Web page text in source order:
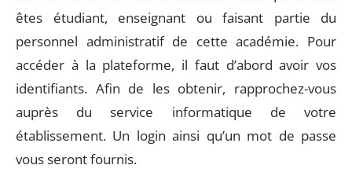
êtes étudiant, enseignant ou faisant partie du
personnel administratif de cette académie. Pour
accéder à la plateforme, il faut d’abord avoir vos
identifiants. Afin de les obtenir, rapprochez-vous
auprès du service informatique de votre
établissement. Un login ainsi qu’un mot de passe
vous seront fournis.